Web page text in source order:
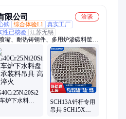
限公司
洽谈
购 综合体验L1 真实工厂
性已核验 江苏无锡
嘴、耐热铸钢件、多用炉渗碳料筐、
离心铸管、给煤机落煤管、炉门框铸
、锰钢轴套、垃圾燃烧炉排、窑尾护
、热电偶护管、3Cr24Ni7Si2N、
、2.4879、G-NiCr28W、退火
炉下水料盘
SCH13A钎杆专用
吊具 SCH15X热